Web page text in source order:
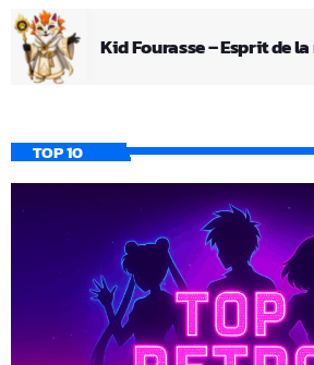
Kid Fourasse – Esprit de
TOP 10